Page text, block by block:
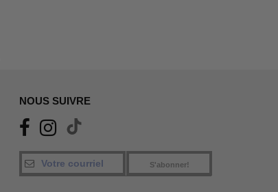
NOUS SUIVRE
S'abonner!